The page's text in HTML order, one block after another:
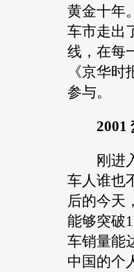
黄金十年
车市走出
线，在每
《京华
参与。
2001
刚进入
车人谁也
后的今天
能够突破
车销量能
中国的个